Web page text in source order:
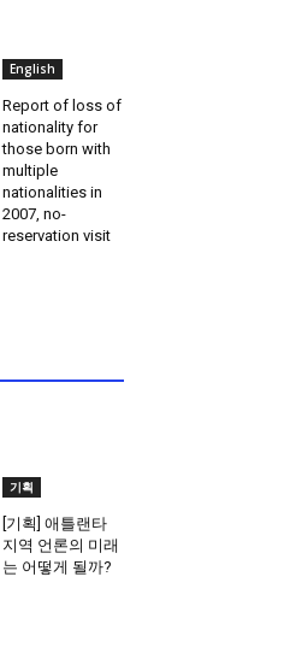
English
Report of loss of
nationality for
those born with
multiple
nationalities in
2007, no-
reservation visit
기획
[기획] 애틀랜타
지역 언론의 미래
는 어떻게 될까?